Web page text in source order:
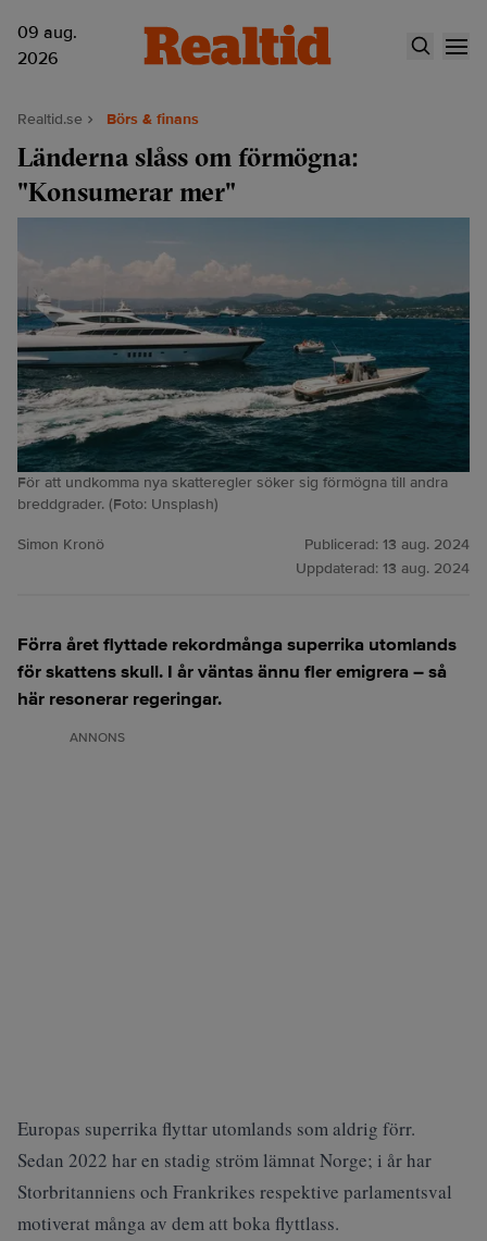
09 aug.
2026
Realtid.se Börs & finans
Länderna slåss om förmögna:
"Konsumerar mer"
För att undkomma nya skatteregler söker sig förmögna till andra
breddgrader. (Foto: Unsplash)
Simon Kronö Publicerad: 13 aug. 2024
Uppdaterad: 13 aug. 2024
Förra året flyttade rekordmånga superrika utomlands
för skattens skull. I år väntas ännu fler emigrera – så
här resonerar regeringar.
ANNONS
Europas superrika flyttar utomlands som aldrig förr.
Sedan 2022 har en stadig ström lämnat Norge; i år har
Storbritanniens och Frankrikes respektive parlamentsval
motiverat många av dem att boka flyttlass.